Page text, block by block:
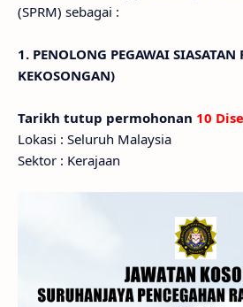
(SPRM) sebagai :
1. PENOLONG PEGAWAI SIASATAN
KEKOSONGAN)
Tarikh tutup permohonan 10
Lokasi : Seluruh Malaysia
Sektor : Kerajaan